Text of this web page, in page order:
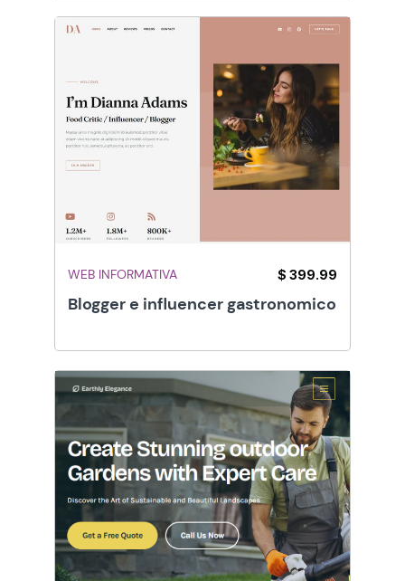
WEB INFORMATIVA $ 399.99
Blogger e influencer gastronomico